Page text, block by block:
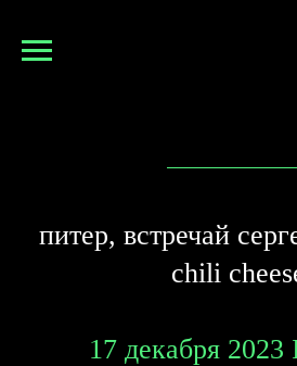
питер, встречай
сhili
17 декабря